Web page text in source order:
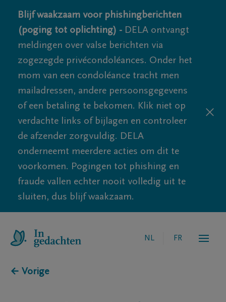
Blijf waakzaam voor phishingberichten
(poging tot oplichting) - DELA ontvangt
meldingen over valse berichten via
zogezegde privécondoléances. Onder het
mom van een condoléance tracht men
mailadressen, andere persoonsgegevens
of een betaling te bekomen. Klik niet op
verdachte links of bijlagen en controleer
de afzender zorgvuldig. DELA
onderneemt meerdere acties om dit te
voorkomen. Pogingen tot phishing en
fraude vallen echter nooit volledig uit te
sluiten, dus blijf waakzaam.
NL FR
← Vorige